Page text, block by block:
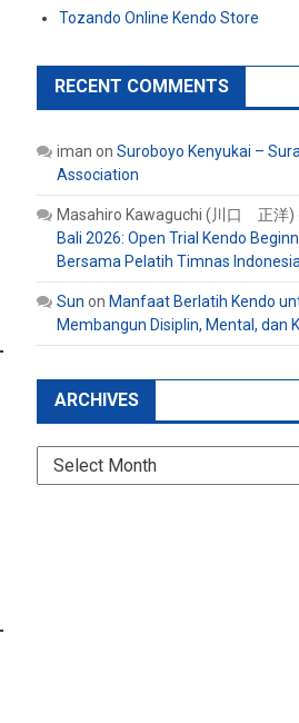
Tozando Online Kendo Store
RECENT COMMENTS
iman on Suroboyo Kenyukai –
Association
Masahiro Kawaguchi (川口 正洋)
Bali 2026: Open Trial Kendo
Bersama Pelatih Timnas Indonesia
Sun on Manfaat Berlatih Kendo
Membangun Disiplin, Mental, dan
ARCHIVES
Archives